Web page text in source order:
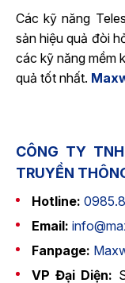
Các kỹ năng
sản hiệu quả đòi
các kỹ năng mềm
quả tốt nhất.
CÔNG TY
TRUYỀN
Hotline:
Email:
Fanpage:
VP Đại Diện: